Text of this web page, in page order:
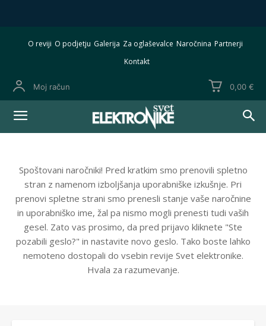
O reviji O podjetju Galerija Za oglaševalce Naročnina Partnerji
Kontakt
Moj račun 0,00 €
Spoštovani naročniki! Pred kratkim smo prenovili spletno
stran z namenom izboljšanja uporabniške izkušnje. Pri
prenovi spletne strani smo prenesli stanje vaše naročnine
in uporabniško ime, žal pa nismo mogli prenesti tudi vaših
gesel. Zato vas prosimo, da pred prijavo kliknete "Ste
pozabili geslo?" in nastavite novo geslo. Tako boste lahko
nemoteno dostopali do vsebin revije Svet elektronike.
Hvala za razumevanje.